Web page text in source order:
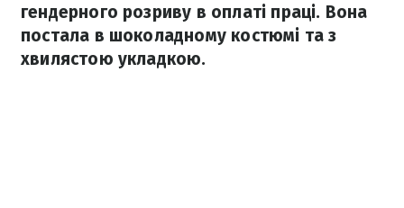
гендерного розриву в оплаті праці. Вона
постала в шоколадному костюмі та з
хвилястою укладкою.